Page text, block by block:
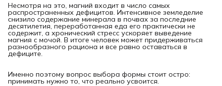
Несмотря на это, магний входит в число самых
распространенных дефицитов. Интенсивное земледелие
снизило содержание минерала в почвах за последние
десятилетия, переработанная еда его практически не
содержит, а хронический стресс ускоряет выведение
магния с мочой. В итоге человек может придерживаться
разнообразного рациона и все равно оставаться в
дефиците.
Именно поэтому вопрос выбора формы стоит остро:
принимать нужно то, что реально усвоится.